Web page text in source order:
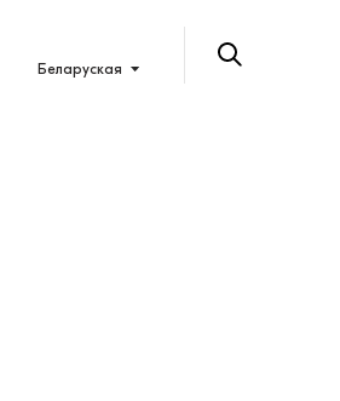
Беларуская